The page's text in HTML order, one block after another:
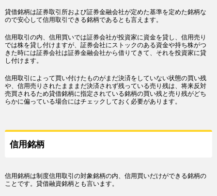
貸借銘柄は証券取引所および証券金融会社が定めた基準を定めた銘柄な
ので安心して信用取引できる銘柄であるとも言えます。
信用取引の内、信用買いでは証券会社が投資家に資金を貸し、信用売り
では株を貸し付けますが、証券会社にストックのある資金や持ち株がつ
きた時には証券会社は証券金融会社から借りてきて、それを投資家に貸
し付けます。
信用取引によって買い付けたものがまだ決済をしていない状態の買い残
や、信用売りされたまままだ決済されず残っている売り残は、将来反対
売買されるため貸借銘柄に指定されている銘柄の買い残と売り残がどち
らかに偏っている場合にはチェックしておく必要があります。
信用銘柄
信用銘柄は制度信用取引の対象銘柄の内、信用買いだけができる銘柄の
ことです。貸借融資銘柄とも言います。